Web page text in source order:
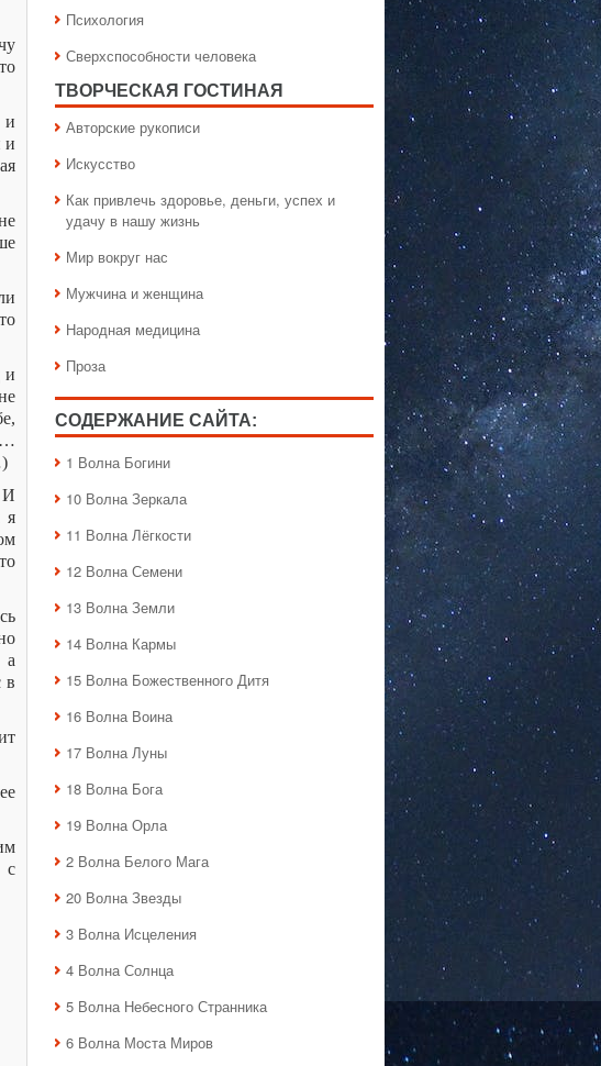
и
и
и
И
я
а
в
с
Психология
Сверхспособности человека
ТВОРЧЕСКАЯ ГОСТИНАЯ
Авторские рукописи
Искусство
Как привлечь здоровье, деньги, успех и
удачу в нашу жизнь
Мир вокруг нас
Мужчина и женщина
Народная медицина
Проза
СОДЕРЖАНИЕ САЙТА:
1 Волна Богини
10 Волна Зеркала
11 Волна Лёгкости
12 Волна Семени
13 Волна Земли
14 Волна Кармы
15 Волна Божественного Дитя
16 Волна Воина
17 Волна Луны
18 Волна Бога
19 Волна Орла
2 Волна Белого Мага
20 Волна Звезды
3 Волна Исцеления
4 Волна Солнца
5 Волна Небесного Странника
6 Волна Моста Миров